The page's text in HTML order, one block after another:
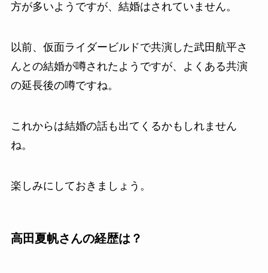
方が多いようですが、結婚はされていません。
以前、仮面ライダービルドで共演した武田航平さ
んとの結婚が噂されたようですが、よくある共演
の延長後の噂ですね。
これからは結婚の話も出てくるかもしれません
ね。
楽しみにしておきましょう。
高田夏帆さんの経歴は？